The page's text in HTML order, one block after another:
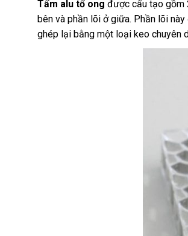
Tấm alu tổ ong được cấu tạo gồm
bên và phần lõi ở giữa. Phần lõi
ghép lại bằng một loại keo chuyên